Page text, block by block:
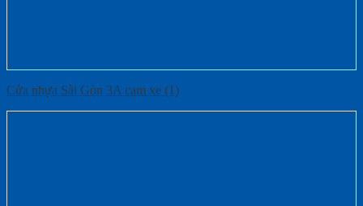
Cửa nhựa Sài Gòn 3A cam xe (1)